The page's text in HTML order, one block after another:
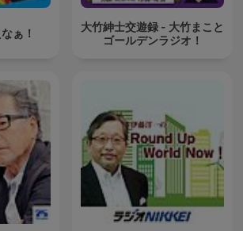
ぁ！
大竹紳士交遊録 - 大竹まこと
ゴールデンラジオ！